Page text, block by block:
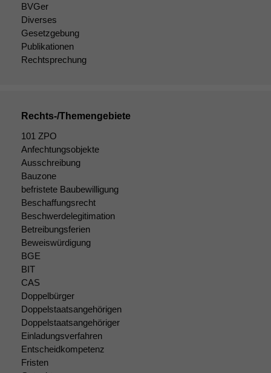
BVGer
Diverses
Gesetzgebung
Publikationen
Rechtsprechung
Rechts-/Themengebiete
101 ZPO
Anfechtungsobjekte
Ausschreibung
Bauzone
befristete Baubewilligung
Beschaffungsrecht
Beschwerdelegitimation
Betreibungsferien
Beweiswürdigung
BGE
BIT
CAS
Doppelbürger
Doppelstaatsangehörigen
Doppelstaatsangehöriger
Einladungsverfahren
Entscheidkompetenz
Fristen